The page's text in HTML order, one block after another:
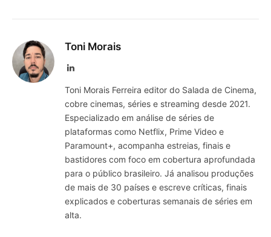
Toni Morais
LinkedIn
Toni Morais Ferreira editor do Salada de Cinema,
cobre cinemas, séries e streaming desde 2021.
Especializado em análise de séries de
plataformas como Netflix, Prime Video e
Paramount+, acompanha estreias, finais e
bastidores com foco em cobertura aprofundada
para o público brasileiro. Já analisou produções
de mais de 30 países e escreve críticas, finais
explicados e coberturas semanais de séries em
alta.